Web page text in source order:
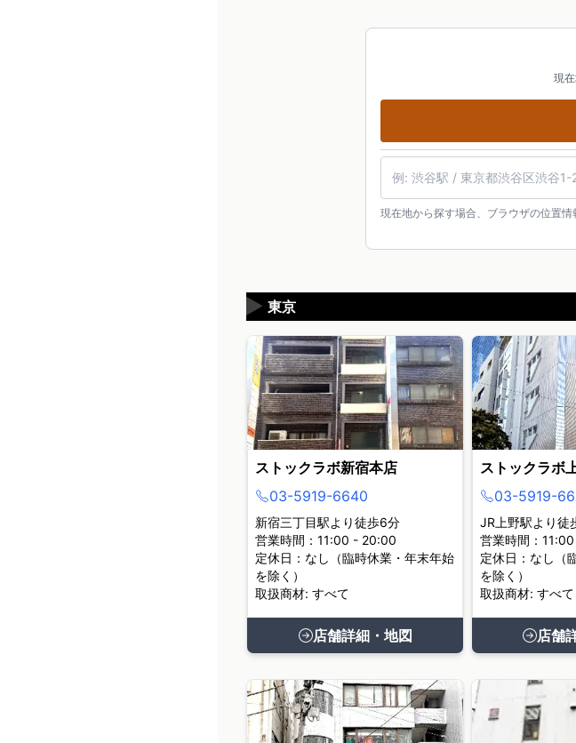
現
現在地から探す場合、ブラウザの位置
東京
▶
ストックラボ新宿本店
03-5919-6640
新宿三丁目駅より徒歩6分
営業時間：11:00 - 20:00
定休日：なし（臨時休業・年末年始
を除く）
取扱商材: すべて
店舗詳細・地図
ストックラボ
03-5919-
JR上野駅より徒
営業時間：
定休日：なし（
を除く）
取扱商材: すべて
店舗